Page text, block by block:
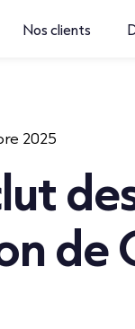
Nos clients
2025
de